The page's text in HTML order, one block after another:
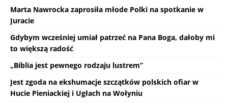
Marta Nawrocka zaprosiła młode Polki na spotkanie w
Juracie
Gdybym wcześniej umiał patrzeć na Pana Boga, dałoby mi
to większą radość
„Biblia jest pewnego rodzaju lustrem”
Jest zgoda na ekshumacje szczątków polskich ofiar w
Hucie Pieniackiej i Ugłach na Wołyniu